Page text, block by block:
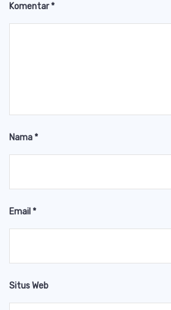
Komentar*
Nama*
Email *
Situs Web